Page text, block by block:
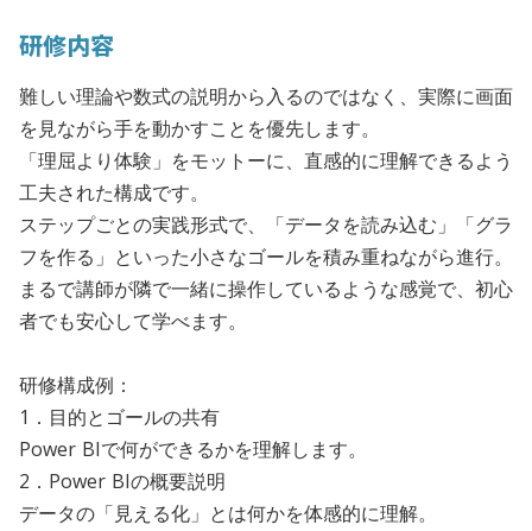
研修内容
難しい理論や数式の説明から入るのではなく、実際に画面
を見ながら手を動かすことを優先します。
「理屈より体験」をモットーに、直感的に理解できるよう
工夫された構成です。
ステップごとの実践形式で、「データを読み込む」「グラ
フを作る」といった小さなゴールを積み重ねながら進行。
まるで講師が隣で一緒に操作しているような感覚で、初心
者でも安心して学べます。
研修構成例：
1．目的とゴールの共有
Power BIで何ができるかを理解します。
2．Power BIの概要説明
データの「見える化」とは何かを体感的に理解。